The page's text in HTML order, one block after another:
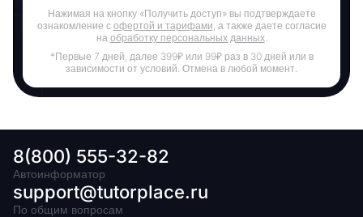
Нажимая на кнопку «Получить доступ» вы подтверждаете
ознакомление с офертой и тарифами , а также даете согласие
на обработку персональных данных.
*Первые 7 дней, далее 399₽ или 99₽ раз в 30 дней или в
зависимости от условий. Отмена в любой момент.
8(800) 555-32-82
Автоинформатор
support@tutorplace.ru
По общим вопросам